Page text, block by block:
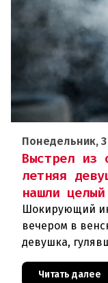
Понедельник, 3
Выстрел из
летняя
нашли
Шокирующий
вечером в
девушка,
ранена
Полиция
Читать далее